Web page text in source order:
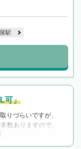
駅
可」
りづらいですが、
数ありますので、
な事務所に絞り込